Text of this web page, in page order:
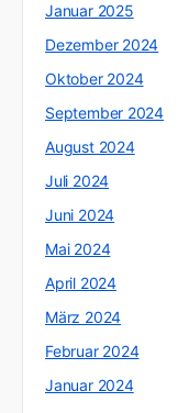
Januar 2025
Dezember 2024
Oktober 2024
September 2024
August 2024
Juli 2024
Juni 2024
Mai 2024
April 2024
März 2024
Februar 2024
Januar 2024